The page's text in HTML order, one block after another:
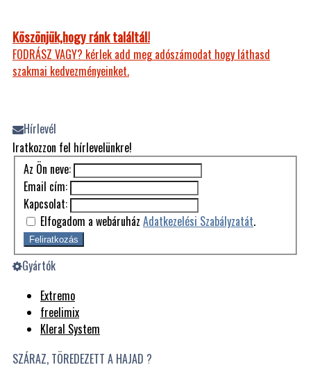
Köszönjük,hogy ránk találtál!
FODRÁSZ VAGY? kérlek add meg adószámodat hogy láthasd
szakmai kedvezményeinket.
Hírlevél
Iratkozzon fel hírlevelünkre!
Az Ön neve:
Email cím:
Kapcsolat:
Elfogadom a webáruház Adatkezelési Szabályzatát.
Feliratkozás
Gyártók
Extremo
freelimix
Kleral System
SZÁRAZ, TÖREDEZETT A HAJAD ?